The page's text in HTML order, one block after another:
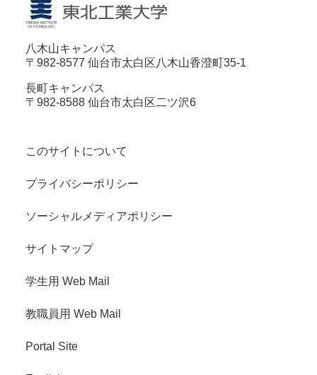
八木山キャンパス
〒982-8577 仙台市太白区八木山香澄町35-1
長町キャンパス
〒982-8588 仙台市太白区二ツ沢6
このサイトについて
プライバシーポリシー
ソーシャルメディアポリシー
サイトマップ
学生用 Web Mail
教職員用 Web Mail
Portal Site